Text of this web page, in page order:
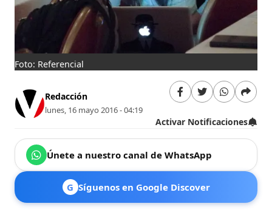
Foto: Referencial
Redacción
lunes, 16 mayo 2016 - 04:19
Activar Notificaciones
Únete a nuestro canal de WhatsApp
G Síguenos en Google Discover